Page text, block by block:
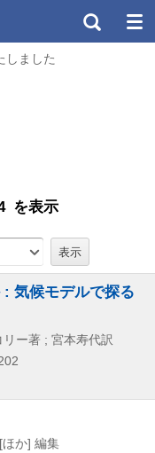
しました
を表示
気候モデルで探る
ー著 ; 宮本寿代訳
か] 編集